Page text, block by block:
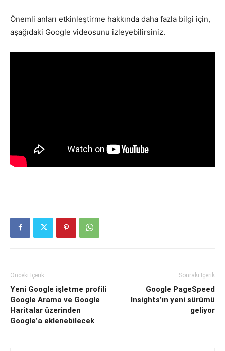
Önemli anları etkinleştirme hakkında daha fazla bilgi için,
aşağıdaki Google videosunu izleyebilirsiniz.
Önceki İçerik
Yeni Google işletme profili
Google Arama ve Google
Haritalar üzerinden
Google’a eklenebilecek
Sonraki İçerik
Google PageSpeed
Insights’ın yeni sürümü
geliyor